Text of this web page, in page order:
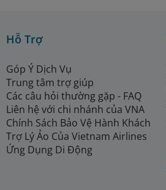
Hỗ Trợ
Góp Ý Dịch Vụ
Trung tâm trợ giúp
Các câu hỏi thường gặp - FAQ
Liên hệ với chi nhánh của VNA
Chính Sách Bảo Vệ Hành Khách
Trợ Lý Ảo Của Vietnam Airlines
Ứng Dụng Di Động